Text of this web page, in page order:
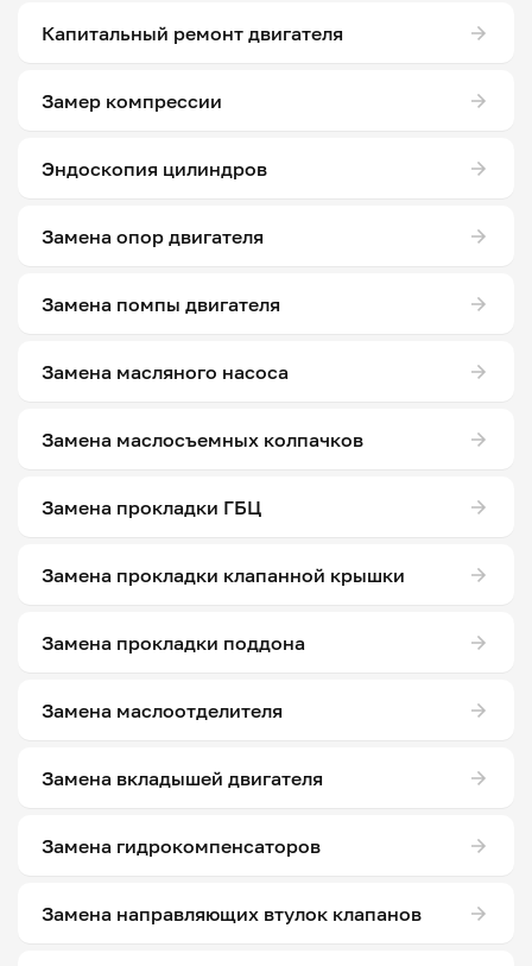
Капитальный ремонт двигателя
Замер компрессии
Эндоскопия цилиндров
Замена опор двигателя
Замена помпы двигателя
Замена масляного насоса
Замена маслосъемных колпачков
Замена прокладки ГБЦ
Замена прокладки клапанной крышки
Замена прокладки поддона
Замена маслоотделителя
Замена вкладышей двигателя
Замена гидрокомпенсаторов
Замена направляющих втулок клапанов